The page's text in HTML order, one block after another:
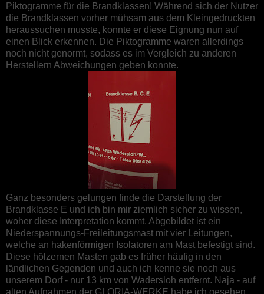
Piktogramme für die Brandklassen! Während sich der Nutzer
die Brandklassen vorher mühsam aus dem Kleingedruckten
heraussuchen musste, konnte er diese Eignung nun auf
einen Blick erkennen. Die Piktogramme waren allerdings
noch nicht genormt, sodass es im Vergleich zu anderen
Herstellern Abweichungen geben konnte.
Ganz besonders gelungen finde die Darstellung der
Brandklasse E und ich bin mir ziemlich sicher zu wissen,
woher diese Interpretation kommt. Abgebildet ist ein
Niederspannungs-Freileitungsmast mit vier Leitungen,
welche an hakenförmigen Isolatoren am Mast befestigt sind.
Diese hölzernen Masten gab es früher häufig in den
ländlichen Gegenden und auch ich kenne sie noch aus
unserem Dorf - nur 13 km von Wadersloh entfernt. Naja - auf
alten Aufnahmen der GLORIA-WERKE habe ich gesehen,